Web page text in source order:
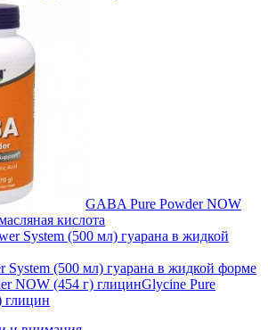
GABA Pure Powder NOW
кислота
System (500 мл) гуарана в жидкой форме
Glycine Pure
глицин